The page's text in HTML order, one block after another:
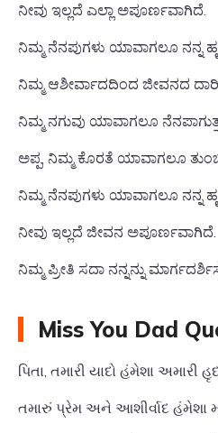
ನೀವು ಇಲ್ಲದೆ ಎಲ್ಲಾ ಅಪೂರ್ಣವಾಗಿದೆ.
ನಿಮ್ಮ ನೆನಪುಗಳು ಯಾವಾಗಲೂ ನನ್ನ
ನಿಮ್ಮ ಆಶೀರ್ವಾದದಿಂದ ಜೀವನದ
ನಿಮ್ಮ ನಗುವು ಯಾವಾಗಲೂ
ಅಪ್ಪ, ನಿಮ್ಮ ಕೊರತೆ ಯಾವಾಗಲೂ
ನಿಮ್ಮ ನೆನಪುಗಳು ಯಾವಾಗಲೂ ನನ್ನ
ನೀವು ಇಲ್ಲದೆ ಜೀವನ ಅಪೂರ್ಣವಾಗಿದೆ.
ನಿಮ್ಮ ಪ್ರೀತಿ ಸದಾ ನನ್ನನ್ನು
Miss You Dad
પિતા, તમારી યાદો હંમેશા અમારી
તમારું પ્રેમ અને આશીર્વાદ હંમેશા